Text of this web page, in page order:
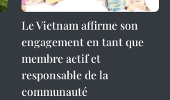
Le Vietnam affirme son
engagement en tant que
membre actif et
responsable de la
communauté